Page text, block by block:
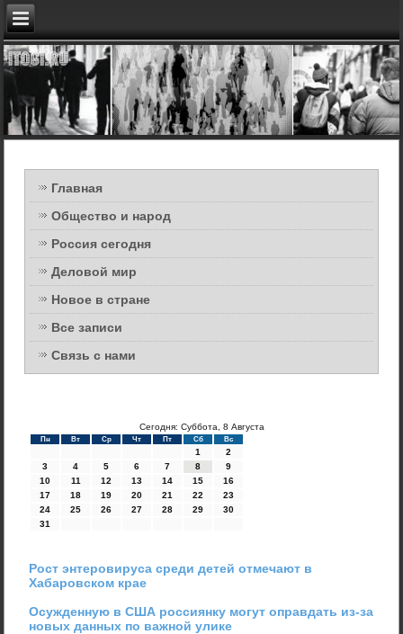
Главная
Общество и народ
Россия сегодня
Деловой мир
Новое в стране
Все записи
Связь с нами
Сегодня: Суббота, 8 Августа
Пн Вт Ср Чт Пт Сб Вс
1
2
3
4 5 6 7 8
9
10
11 12 13 14 15
16
17
18 19 20 21 22
23
24
25 26 27 28 29
30
31
Рост энтеровируса среди детей отмечают в
Хабаровском крае
Осужденную в США россиянку могут оправдать из-за
новых данных по важной улике